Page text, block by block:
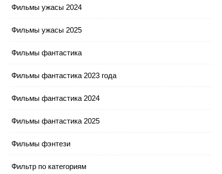
Фильмы ужасы 2024
Фильмы ужасы 2025
Фильмы фантастика
Фильмы фантастика 2023 года
Фильмы фантастика 2024
Фильмы фантастика 2025
Фильмы фэнтези
Фильтр по категориям